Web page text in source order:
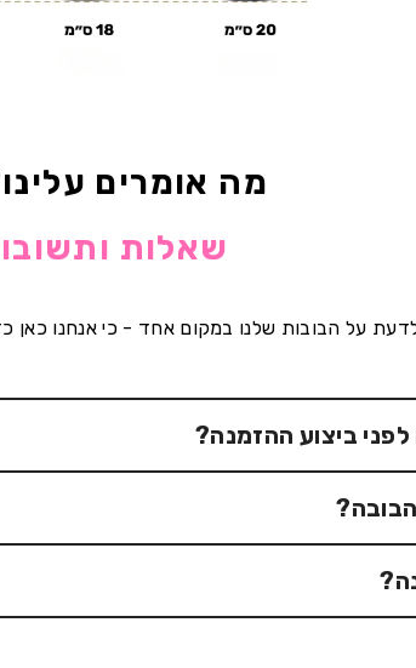
מה אומרים
שאלות
על הבובות שלנו במקום אחד - כי אנחנו כאן
ביצוע ההזמנה?
ההזמנה. מכיוון שמדובר במוצרים בהתאמה
אור כדי לראות את פרטי הפנים של האדם, אך
הן יהיו דומות לאדם שבתמונה אך יכללו